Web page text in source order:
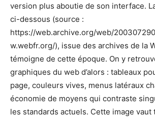
version plus aboutie de son interface.
ci-dessous (source :
https://web.archive.org/web/
w.webfr.org/), issue des archives de la
témoigne de cette époque. On y
graphiques du web d’alors : tableaux
page, couleurs vives, menus latéraux
économie de moyens qui contraste
les standards actuels. Cette image